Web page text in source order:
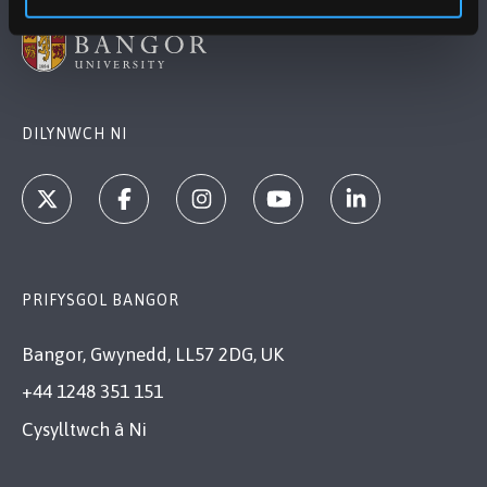
DILYNWCH NI
PRIFYSGOL BANGOR
Bangor, Gwynedd, LL57 2DG, UK
+44 1248 351 151
Cysylltwch â Ni